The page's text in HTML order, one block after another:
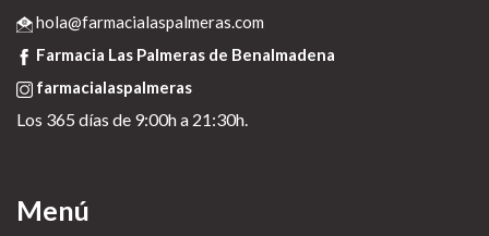
hola@farmacialaspalmeras.com
Farmacia Las Palmeras de Benalmadena
farmacialaspalmeras
Los 365 días de 9:00h a 21:30h.
Menú